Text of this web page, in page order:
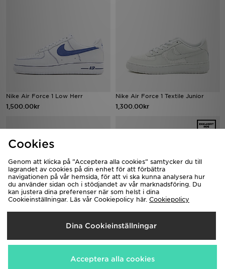
Nike Air Force 1 Low Herr
1,500.00kr
Nike Air Force 1 Textile Junior
1,300.00kr
Nike Air Force 1 '07 LV8 Nike Air Force 1 '07
Cookies
Genom att klicka på ”Acceptera alla cookies” samtycker du till
lagrandet av cookies på din enhet för att förbättra
navigationen på vår hemsida, för att vi ska kunna analysera hur
du använder sidan och i stödjandet av vår marknadsföring. Du
kan justera dina preferenser när som helst i dina
Cookieinställningar. Läs vår Cookiepolicy här. Cookiepolicy
Dina Cookieinställningar
Acceptera alla cookies